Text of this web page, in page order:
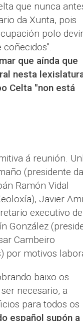
que nunca
da Xunta, pois
polo devir
coñecidos".
que aínda que
nesta
Celta "non está
á reunión.
(presidente da
Ramón Vidal
Javier
executivo de
González
Cambeiro
por motivos
baixo os
necesario, a
para todos os
español supón a